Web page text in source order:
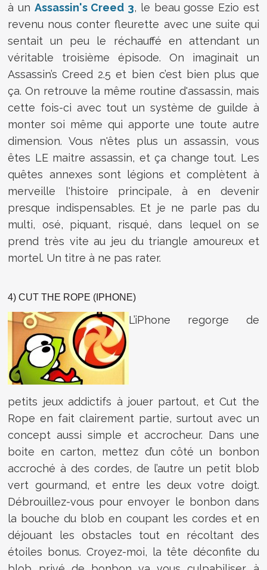
à un Assassin's Creed 3, le beau gosse Ezio est
revenu nous conter fleurette avec une suite qui
sentait un peu le réchauffé en attendant un
véritable troisième épisode. On imaginait un
Assassin’s Creed 2.5 et bien c’est bien plus que
ça. On retrouve la même routine d'assassin, mais
cette fois-ci avec tout un système de guilde à
monter soi même qui apporte une toute autre
dimension. Vous n'êtes plus un assassin, vous
êtes LE maitre assassin, et ça change tout. Les
quêtes annexes sont légions et complètent à
merveille l'histoire principale, à en devenir
presque indispensables. Et je ne parle pas du
multi, osé, piquant, risqué, dans lequel on se
prend très vite au jeu du triangle amoureux et
mortel. Un titre à ne pas rater.
4) CUT THE ROPE (IPHONE)
L’iPhone regorge de
petits jeux addictifs à jouer partout, et Cut the
Rope en fait clairement partie, surtout avec un
concept aussi simple et accrocheur. Dans une
boite en carton, mettez d’un côté un bonbon
accroché à des cordes, de l’autre un petit blob
vert gourmand, et entre les deux votre doigt.
Débrouillez-vous pour envoyer le bonbon dans
la bouche du blob en coupant les cordes et en
déjouant les obstacles tout en récoltant des
étoiles bonus. Croyez-moi, la tête déconfite du